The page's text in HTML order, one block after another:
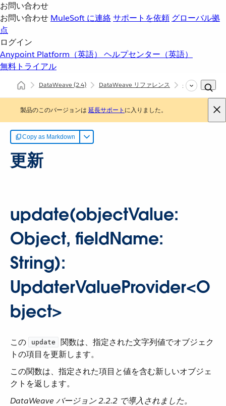
お問い合わせ
お問い合わせ MuleSoft に連絡サポートを依頼 グローバル拠
点
ログイン
Anypoint Platform（英語） ヘルプセンター（英語）
無料トライアル
DataWeave(2.4) DataWeave リファレンス dw::util::Values
製品のこのバージョンは 延長サポート に入りました。
Copy as Markdown
更新
update(objectValue:
Object, fieldName:
String):
UpdaterValueProvider<O
bject>
この ​ update
​ 関数は、指定された文字列値でオブジェク
トの項目を更新します。
この関数は、指定された項目と値を含む新しいオブジェ
クトを返します。
DataWeave バージョン 2.2.2 で導入されました。